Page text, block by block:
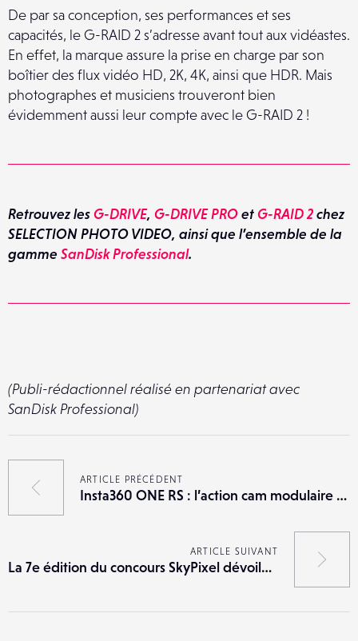
De par sa conception, ses performances et ses
capacités, le G-RAID 2 s’adresse avant tout aux vidéastes.
En effet, la marque assure la prise en charge par son
boîtier des flux vidéo HD, 2K, 4K, ainsi que HDR. Mais
photographes et musiciens trouveront bien
évidemment aussi leur compte avec le G-RAID 2 !
Retrouvez lesG-DRIVE, G-DRIVE PROetG-RAID 2chez
SELECTION PHOTO VIDEO, ainsi que l’ensemble de la
gamme SanDisk Professional.
(Publi-rédactionnel réalisé en partenariat avec
SanDisk Professional)
ARTICLE PRÉCÉDENT
Insta360 ONE RS : l’action cam modulaire évolue
ARTICLE SUIVANT
La 7e édition du concours SkyPixel dévoile ses gagnants